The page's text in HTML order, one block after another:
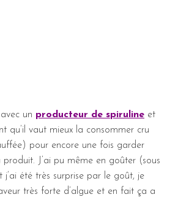
un producteur de spiruline et
qu’il vaut mieux la consommer cru
pour encore une fois garder
J’ai pu même en goûter (sous
été très surprise par le goût, je
très forte d’algue et en fait ça a